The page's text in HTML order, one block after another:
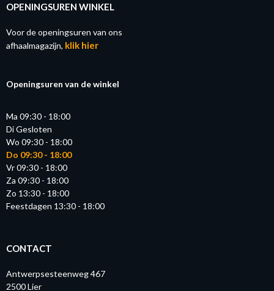
OPENINGSUREN WINKEL
Voor de openingsuren van ons
afhaalmagazijn, klik hier
Openingsuren van de winkel
Ma 09:30 - 18:00
Di Gesloten
Wo 09:30 - 18:00
Do 09:30 - 18:00
Vr 09:30 - 18:00
Za 09:30 - 18:00
Zo 13:30 - 18:00
Feestdagen 13:30 - 18:00
CONTACT
Antwerpsesteenweg 467
2500 Lier